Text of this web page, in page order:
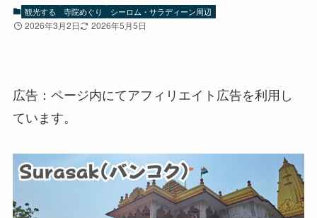
観光する 寺院めぐり シーロム・サラディーン周辺
2026年3月2日 2026年5月5日
広告：ページ内にてアフィリエイト広告を利用し
ています。